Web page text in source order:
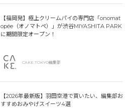
【福岡発】極上クリームパイの専門店「onomat
opée（オノマトペ）」が渋谷MIYASHITA PARK
に期間限定オープン！
CAKE.TOKYO編集部
【2026年最新版】羽田空港で買いたい、編集部お
すすめおみやげスイーツ4選